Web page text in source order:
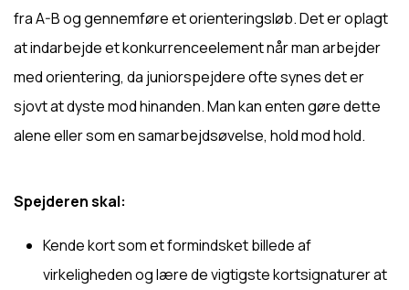
fra A-B og gennemføre et orienteringsløb. Det er oplagt
at indarbejde et konkurrenceelement når man arbejder
med orientering, da juniorspejdere ofte synes det er
sjovt at dyste mod hinanden. Man kan enten gøre dette
alene eller som en samarbejdsøvelse, hold mod hold.
Spejderen skal:
Kende kort som et formindsket billede af
virkeligheden og lære de vigtigste kortsignaturer at